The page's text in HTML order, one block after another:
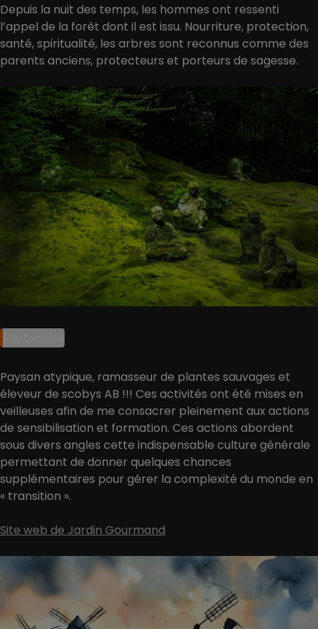
Depuis la nuit des temps, les hommes ont ressenti
l’appel de la forêt dont il est issu. Nourriture, protection,
santé, spiritualité, les arbres sont reconnus comme des
parents anciens, protecteurs et porteurs de sagesse.
Paysan atypique, ramasseur de plantes sauvages et
éleveur de scobys AB !!! Ces activités ont été mises en
veilleuses afin de me consacrer pleinement aux actions
de sensibilisation et formation. Ces actions abordent
sous divers angles cette indispensable culture générale
permettant de donner quelques chances
supplémentaires pour gérer la complexité du monde en
« transition ».
Site web de Jardin Gourmand